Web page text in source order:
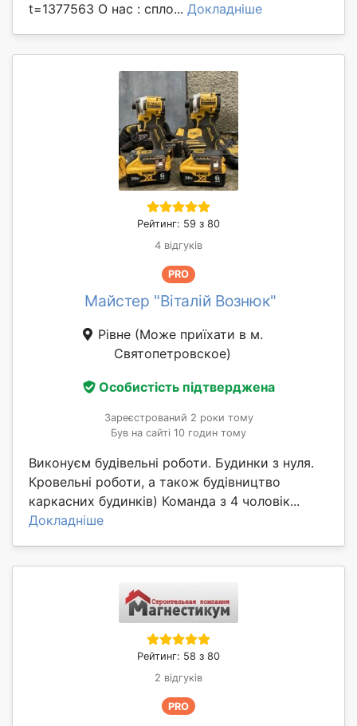
t=1377563 О нас : спло... Докладніше
Рейтинг: 59 з 80
4 відгуків
PRO
Майстер "Віталій Вознюк"
Рівне (Може приїхати в м.
Святопетровское)
Особистість підтверджена
Зареєстрований 2 роки тому
Був на сайті 10 годин тому
Виконуєм будівельні роботи. Будинки з нуля.
Кровельні роботи, а також будівництво
каркасних будинків) Команда з 4 чоловік...
Докладніше
Рейтинг: 58 з 80
2 відгуків
PRO